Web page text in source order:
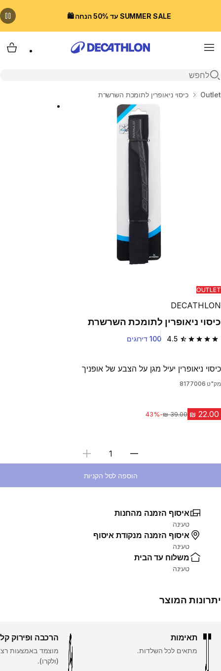
SUMMER SALE עד 50% הנחה 🛍️
Menu
פתיחת חיפוש
בית
Outlet כיסוי ניאופרין לתומכת השרשרת
OUTLET
DECATHLON
כיסוי ניאופרין לתומכת השרשרת
4.5 4.5 out of 5 stars from 100 reviews 100 דירוגים
כיסוי ניאופרין יעיל מגן על הצבע של אופניך
מק"ט 8177006
מחיר לפני הנחה
-43%
בחירת כמות
הוספה לסל הקניות
איסוף הזמנה מהחנות
טעינה
איסוף הזמנה מנקודת איסוף
טעינה
משלוח עד הבית
טעינה
יתרונות המוצר
תאימות
מתאים לכל השלדות.
הרכבה ופירוק
מוצמד באמצעות
(ולקרו).